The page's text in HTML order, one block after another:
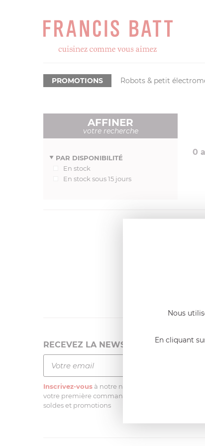
Robots & petit
PROMOTIONS
AFFINER
votre recherche
PAR DISPONIBILITÉ
En stock
En stock sous 15 jours
0
RECEVEZ LA NEWSLETTER
Inscrivez-vous à notre newsletter et recevez
votre première commande sur notre site sur une
soldes et promotions
Nous
En cliquant